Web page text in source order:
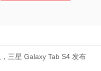
三星 Galaxy Tab S4 发布